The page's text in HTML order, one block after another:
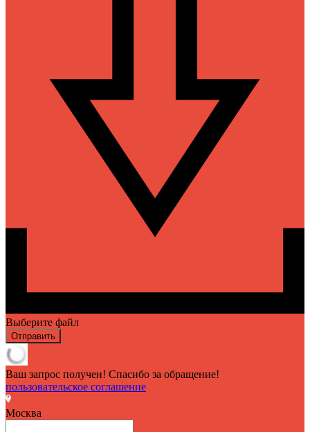
Выберите файл
Отправить
Ваш запрос получен! Спасибо за обращение!
пользовательское соглашение
Москва